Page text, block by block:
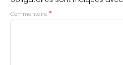
Commentaire *